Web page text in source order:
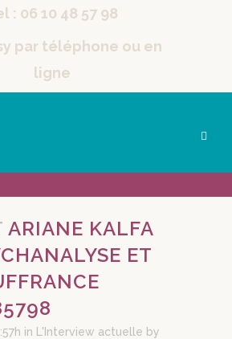
: 06 10 48 57 98
par téléphone ou en
ligne
ARIANE KALFA
ET
in L'Interview actuelle by